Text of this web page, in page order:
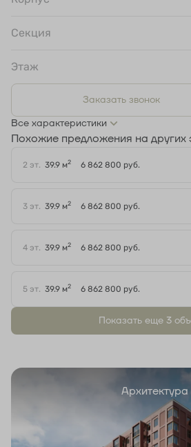
Секция
Этаж
Заказать звонок
Все характеристики
Похожие предложения на других
2 эт. 39.9 м2 6 862 800 руб.
3 эт. 39.9 м2 6 862 800 руб.
4 эт. 39.9 м2 6 862 800 руб.
5 эт. 39.9 м2 6 862 800 руб.
Показать еще 3
Архитектура